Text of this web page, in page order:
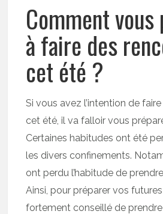
Comment
à faire des
cet été ?
Si vous avez l’intention de
cet été, il va falloir vous
Certaines habitudes ont été
les divers confinements.
ont perdu l’habitude de prendre
Ainsi, pour préparer vos
fortement conseillé de